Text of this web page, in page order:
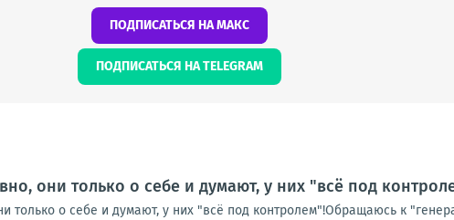
ПОДПИСАТЬСЯ НА МАКС
ПОДПИСАТЬСЯ НА TELEGRAM
они только о себе и думают, у них "всё под
только о себе и думают, у них "всё под контролем"!Обращаюсь к